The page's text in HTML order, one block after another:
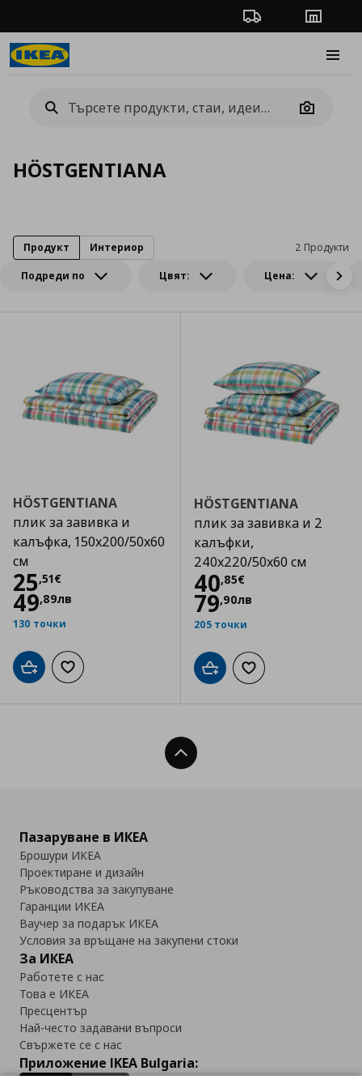
Проследяване на
Camera
HÖSTGENTIANA
Подреди по Цвят: Цена:
2 Продукти
Продукт Интериор
HÖSTGENTIANA
плик за завивка и
калъфка, 150x200/50x60
см
25,51€
Цена
49,89лв
130 точки
Добави в кошницата
Добави към списъка с любими
HÖSTGENTIANA
плик за завивка и 2
калъфки,
240x220/50x60 см
40,85€
Цена
79,90лв
205 точки
Добави в кошницата
Добави към
Нагоре
Пазаруване в ИКЕА
Брошури ИКЕА
Проектиране и дизайн
Ръководства за закупуване
Гаранции ИКЕА
Ваучер за подарък ИКЕА
Условия за връщане на закупени стоки
За ИКЕА
Работете с нас
Това е ИКЕА
Пресцентър
Най-често задавани въпроси
Свържете се с нас
Приложение IKEA Bulgaria: